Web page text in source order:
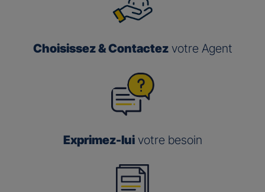
Choisissez & Contactezvotre Agent
Exprimez-luivotre besoin